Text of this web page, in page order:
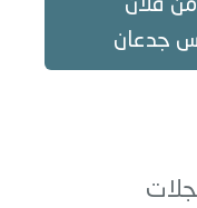
من فلان
جدعان